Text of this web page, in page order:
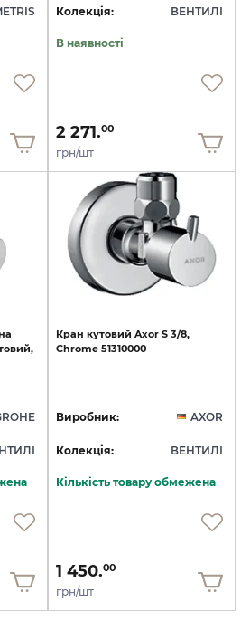
Колекція: ВЕНТИЛІ
В наявності
2 271.00
грн/шт
Кран кутовий Axor S 3/8,
Chrome 51310000
Виробник: AXOR
Колекція: ВЕНТИЛІ
Кількість товару обмежена
1 450.00
грн/шт